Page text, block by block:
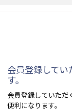
会員登録してい
す。
会員登録していただ
便利になります。